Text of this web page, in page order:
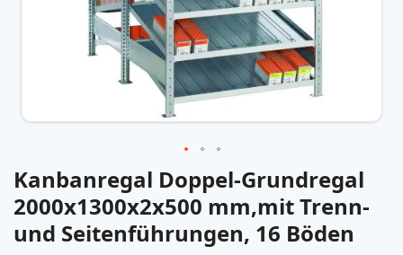
Zum
Anfang
der
Bildergalerie
springen
Kanbanregal Doppel-Grundregal
2000x1300x2x500 mm,mit Trenn-
und Seitenführungen, 16 Böden